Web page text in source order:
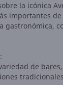
la icónica
importantes de
gastronómica,
de